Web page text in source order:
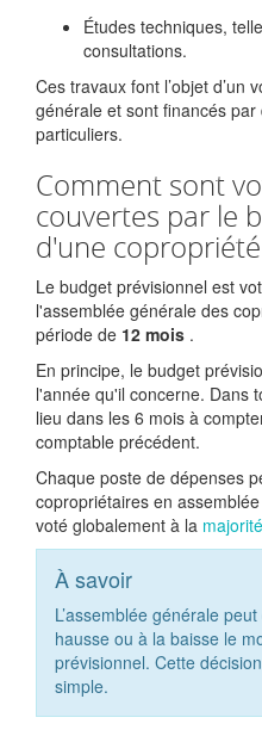
Études techniques,
consultations.
Ces travaux font l’objet d’un
générale et sont financés
particuliers.
Comment sont
couvertes par le
d'une
Le budget prévisionnel est
l'assemblée générale des
période de 12 mois .
En principe, le budget
l'année qu'il concerne. Dans
lieu dans les 6 mois à
comptable précédent.
Chaque poste de dépenses
copropriétaires en
voté globalement à la
À savoir
L’assemblée générale
hausse ou à la baisse le
prévisionnel. Cette
simple.